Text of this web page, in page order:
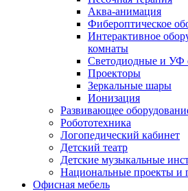
Аква-анимация
Фибероптическое
Интерактивное
комнаты
Светодиодные и УФ
Проекторы
Зеркальные шары
Ионизация
Развивающее
Робототехника
Логопедический кабинет
Детский театр
Детские музыкальные
Национальные проекты и
Офисная мебель